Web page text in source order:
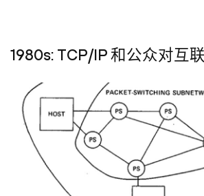
1980s: TCP/IP 和公众对互